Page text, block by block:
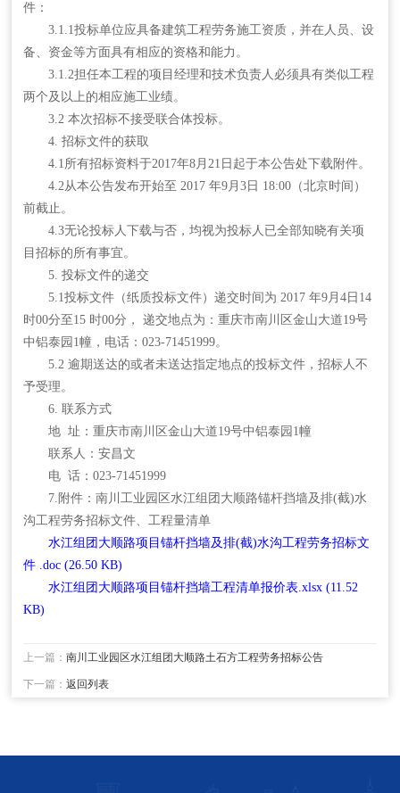
件：
3.1.1投标单位应具备建筑工程劳务施工资质，并在人员、设
备、资金等方面具有相应的资格和能力。
3.1.2担任本工程的项目经理和技术负责人必须具有类似工程
两个及以上的相应施工业绩。
3.2 本次招标不接受联合体投标。
4. 招标文件的获取
4.1所有招标资料于2017年8月21日起于本公告处下载附件。
4.2从本公告发布开始至 2017 年9月3日 18:00（北京时间）
前截止。
4.3无论投标人下载与否，均视为投标人已全部知晓有关项
目招标的所有事宜。
5. 投标文件的递交
5.1投标文件（纸质投标文件）递交时间为 2017 年9月4日14
时00分至15 时00分， 递交地点为：重庆市南川区金山大道19号
中铝泰园1幢，电话：023-71451999。
5.2 逾期送达的或者未送达指定地点的投标文件，招标人不
予受理。
6. 联系方式
地 址：重庆市南川区金山大道19号中铝泰园1幢
联系人：安昌文
电 话：023-71451999
7.附件：南川工业园区水江组团大顺路锚杆挡墙及排(截)水
沟工程劳务招标文件、工程量清单
水江组团大顺路项目锚杆挡墙及排(截)水沟工程劳务招标文
件 .doc (26.50 KB)
水江组团大顺路项目锚杆挡墙工程清单报价表.xlsx (11.52
KB)
上一篇：南川工业园区水江组团大顺路土石方工程劳务招标公告
下一篇：返回列表